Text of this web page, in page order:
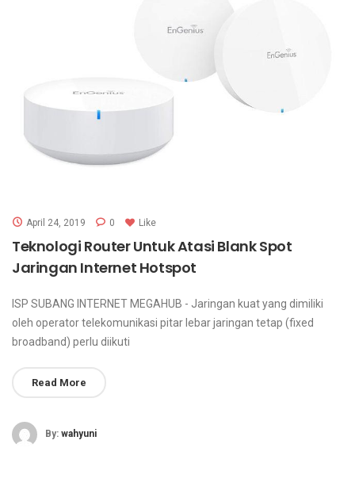
April 24, 2019 0 Like
Teknologi Router Untuk Atasi Blank Spot
Jaringan Internet Hotspot
ISP SUBANG INTERNET MEGAHUB - Jaringan kuat yang dimiliki
oleh operator telekomunikasi pitar lebar jaringan tetap (fixed
broadband) perlu diikuti
Read More
By: wahyuni